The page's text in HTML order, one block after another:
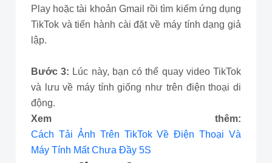
Play hoặc tài khoản Gmail rồi tìm kiếm ứng dụng
TikTok và tiến hành cài đặt về máy tính dạng giả
lập.
Bước 3: Lúc này, bạn có thể quay video TikTok
và lưu về máy tính giống như trên điện thoại di
động.
Xem thêm:
Cách Tải Ảnh Trên TikTok Về Điện Thoại Và
Máy Tính Mất Chưa Đầy 5S